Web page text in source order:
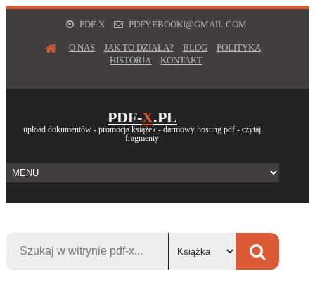
PDF-X PDFY.EBOOKI@GMAIL.COM
O NAS JAK TO DZIAŁA? BLOG
POLITYKA
HISTORIA
KONTAKT
PDF-X.PL
upload dokumentów - promocja książek - darmowy hosting pdf - czytaj
fragmenty